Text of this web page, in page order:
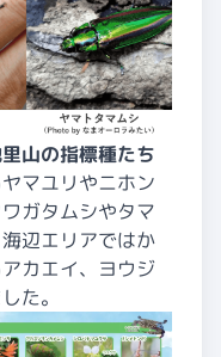
山の指標種たち
マユリやニホン
ガタムシやタマ
辺エリアではか
カエイ、ヨウジ
た。